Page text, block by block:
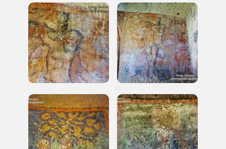
REGISTRATI
Regalati 365 giorni di arte e cultura nell'Italia
più bella, risparmiando.
ISCRIVITI AL FAI
Scopri tutte le opportunità riservate agli iscritti